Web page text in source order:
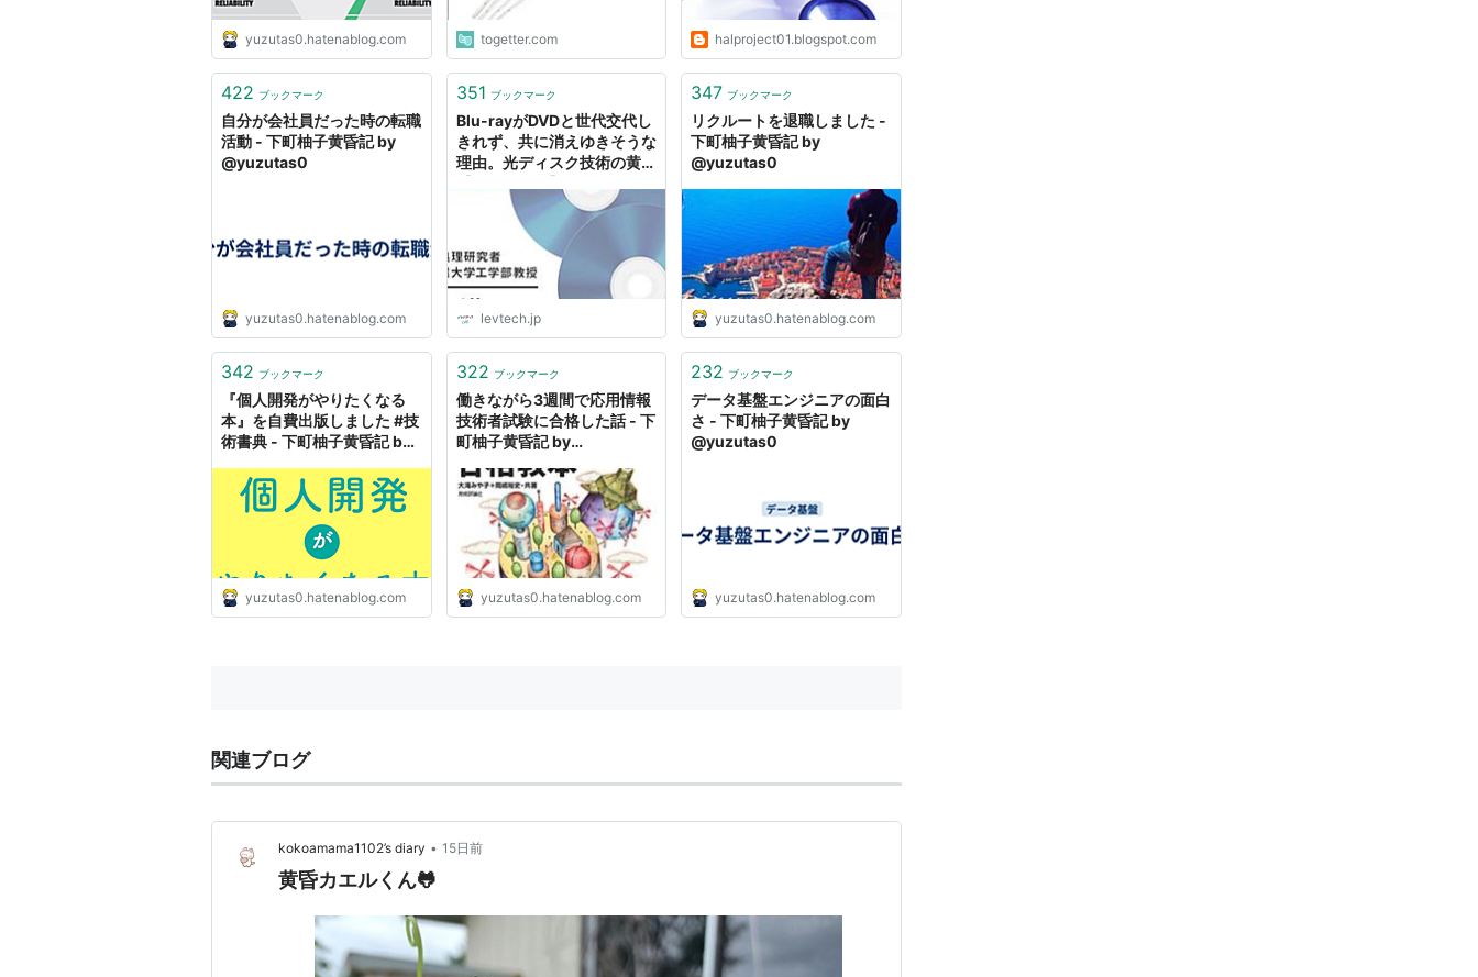
yuzutas0.hatenablog.com togetter.com halproject01.blogspot.com
422 ブックマーク
自分が会社員だった時の転職
活動 - 下町柚子黄昏記 by
@yuzutas0
yuzutas0.hatenablog.com
351 ブックマーク
Blu-rayがDVDと世代交代し
きれず、共に消えゆきそうな
理由。光ディスク技術の黄昏
levtech.jp
347 ブックマーク
リクルートを退職しました -
下町柚子黄昏記 by
@yuzutas0
yuzutas0.hatenablog.com
342 ブックマーク
『個人開発がやりたくなる
本』を自費出版しました #技
術書典 - 下町柚子黄昏記 by
yuzutas0.hatenablog.com
322 ブックマーク
働きながら3週間で応用情報
技術者試験に合格した話 - 下
町柚子黄昏記 by
yuzutas0.hatenablog.com
232 ブックマーク
データ基盤エンジニアの面白
さ - 下町柚子黄昏記 by
@yuzutas0
yuzutas0.hatenablog.com
関連ブログ
kokoamama1102’s diary • 15日前
黄昏カエルくん🐸